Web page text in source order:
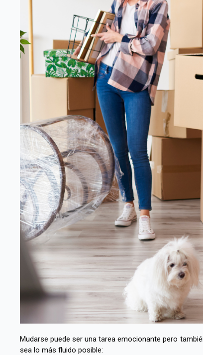
Mudarse puede ser una tarea emocionante pero
sea lo más fluido posible: